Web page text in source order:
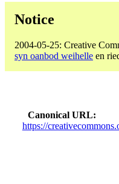
Notice
2004-05-25: Creative
syn oanbod weihelle en
Canonical URL
https://